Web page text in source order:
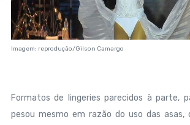
Imagem: reprodução/Gilson Camargo
Formatos de lingeries parecidos à parte,
pesou mesmo em razão do uso das asas,